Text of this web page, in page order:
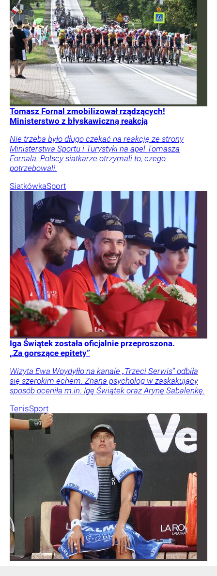
Tomasz Fornal zmobilizował rządzących!
Ministerstwo z błyskawiczną reakcją
Nie trzeba było długo czekać na reakcję ze strony
Ministerstwa Sportu i Turystyki na apel Tomasza
Fornala. Polscy siatkarze otrzymali to, czego
potrzebowali.
SiatkówkaSport
Iga Świątek została oficjalnie przeproszona.
„Za gorszące epitety”
Wizyta Ewa Woydyłło na kanale „Trzeci Serwis” odbiła
się szerokim echem. Znana psycholog w zaskakujący
sposób oceniła m.in. Igę Świątek oraz Arynę Sabalenkę.
TenisSport